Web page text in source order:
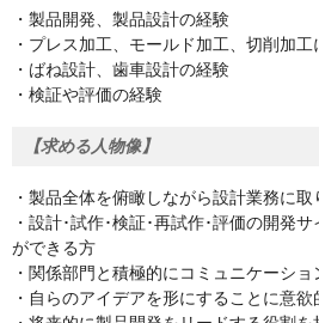
・製品開発、製品設計の経験
・プレス加工、モールド加工、切削加
・ばね設計、歯車設計の経験
・検証や評価の経験
【求める人物像】
・製品全体を俯瞰しながら設計業務に
・設計･試作･検証･再試作･評価の開発
ができる方
・関係部門と積極的にコミュニケーシ
・自らのアイデアを形にすることに意欲